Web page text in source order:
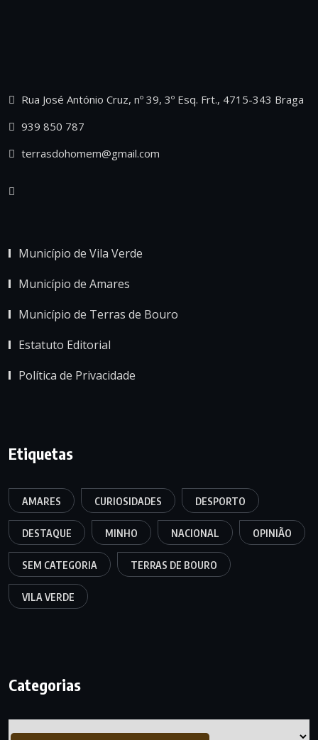
Rua José António Cruz, nº 39, 3º Esq. Frt., 4715-343 Braga
939 850 787
terrasdohomem@gmail.com
Município de Vila Verde
Município de Amares
Município de Terras de Bouro
Estatuto Editorial
Política de Privacidade
Etiquetas
AMARES CURIOSIDADES DESPORTO
DESTAQUE MINHO NACIONAL OPINIÃO
SEM CATEGORIA TERRAS DE BOURO
VILA VERDE
Categorias